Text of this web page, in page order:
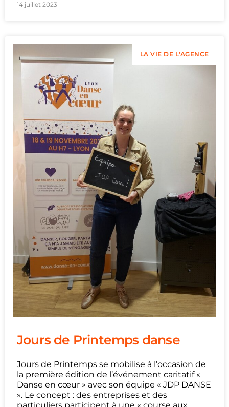
14 juillet 2023
LA VIE DE L'AGENCE
Jours de Printemps danse
Jours de Printemps se mobilise à l’occasion de
la première édition de l’événement caritatif «
Danse en cœur » avec son équipe « JDP DANSE
». Le concept : des entreprises et des